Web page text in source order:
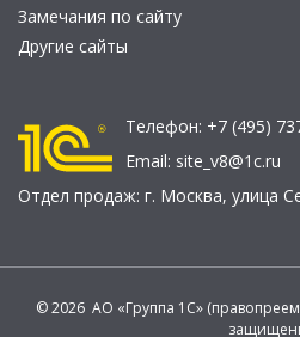
Замечания по сайту
Другие сайты
Телефон: +7 (495)
Email: site_v8@1c.ru
Отдел продаж: г. Москва, улица
© 2026 АО «Группа 1С»